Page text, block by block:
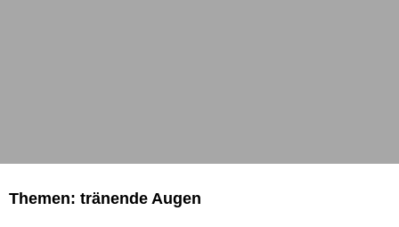
Themen: tränende Augen